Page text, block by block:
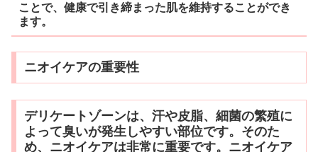
ことで、健康で引き締まった肌を維持することができ
ます。
ニオイケアの重要性
デリケートゾーンは、汗や皮脂、細菌の繁殖に
よって臭いが発生しやすい部位です。そのた
め、ニオイケアは非常に重要です。ニオイケア